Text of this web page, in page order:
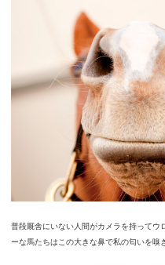
普段厩舎にいない人間がカメラを持ってウ
ーな馬たちはこの大きな鼻で私の匂いを嗅